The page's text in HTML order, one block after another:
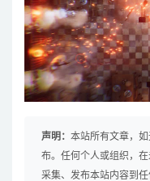
声明： 本站所有文章，
布。任何个人或组织，
采集、发布本站内容到